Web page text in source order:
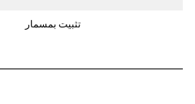
تثبيت بمسمار